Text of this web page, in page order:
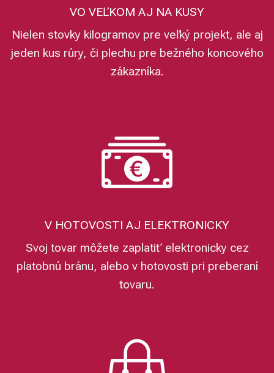
VO VEĽKOM AJ NA KUSY
Nielen stovky kilogramov pre veľký projekt, ale aj
jeden kus rúry, či plechu pre bežného koncového
zákazníka.
V HOTOVOSTI AJ ELEKTRONICKY
Svoj tovar môžete zaplatiť elektronicky cez
platobnú bránu, alebo v hotovosti pri preberaní
tovaru.